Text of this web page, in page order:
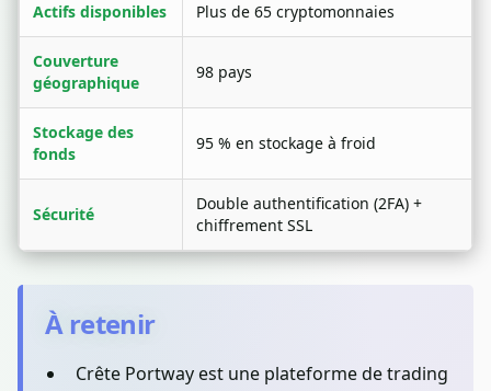
Actifs disponibles Plus de 65 cryptomonnaies
Couverture
géographique
98 pays
Stockage des
fonds
95 % en stockage à froid
Sécurité
Double authentification (2FA) +
chiffrement SSL
À retenir
Crête Portway est une plateforme de trading